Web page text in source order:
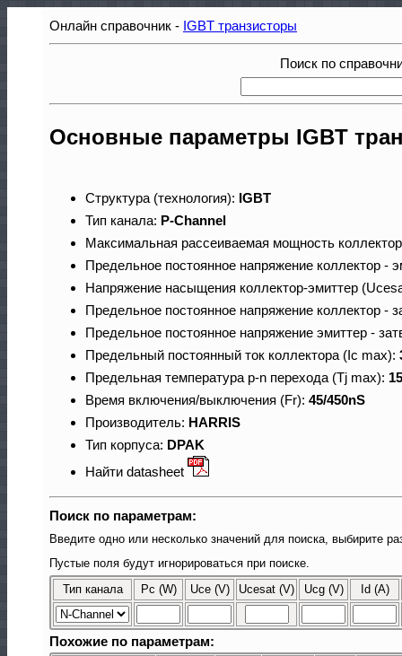
Онлайн справочник - IGBT транзисторы
Поиск по
Основные параметры IGBT
Структура (технология): IGBT
Тип канала: P-Channel
Максимальная рассеиваемая мощность
Предельное постоянное напряжение коллектор -
Напряжение насыщения коллектор-эмиттер
Предельное постоянное напряжение коллектор -
Предельное постоянное напряжение эмиттер -
Предельный постоянный ток коллектора (Ic max):
Предельная температура p-n перехода (Tj max):
Время включения/выключения (Fr): 45/450nS
Производитель: HARRIS
Тип корпуса: DPAK
Найти datasheet
Поиск по параметрам:
Введите одно или несколько значений для поиска, выбирите
Пустые поля будут игнорироваться при поиске.
Тип канала Pc (W) Uce (V) Ucesat (V) Ucg (V) Id (A)
Похожие по параметрам: